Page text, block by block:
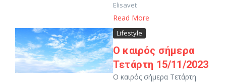
Elisavet
Read More
Lifestyle
Ο καιρός σήμερα
Τετάρτη 15/11/2023
Ο καιρός σήμερα Τετάρτη